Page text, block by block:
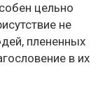
цельно
не
плененных
в их